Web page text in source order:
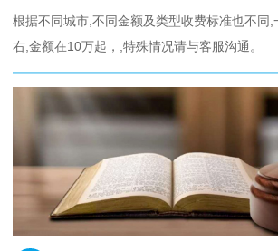
根据不同城市,不同金额及类型收费标准也不同
右,金额在10万起，,特殊情况请与客服沟通。